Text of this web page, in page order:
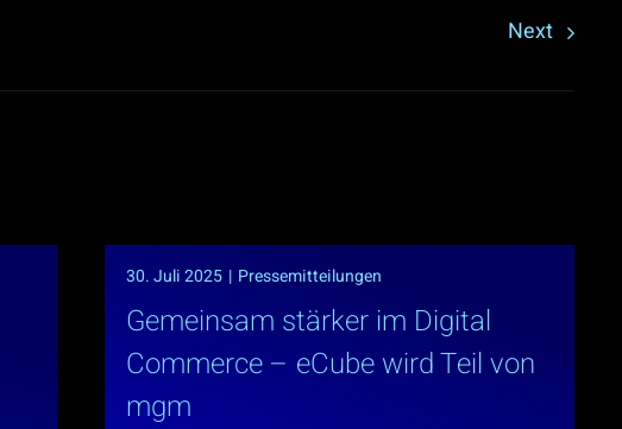
Next
30. Juli 2025 | Pressemitteilungen
Gemeinsam stärker im Digital
Commerce – eCube wird Teil von
mgm